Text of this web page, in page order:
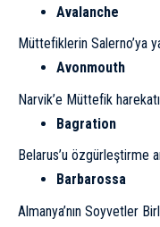
Avalanche
Müttefiklerin Salerno’ya
Avonmouth
Narvik’e Müttefik
Bagration
Belarus’u özgürleştirme
Barbarossa
Almanya’nın Soyvetler